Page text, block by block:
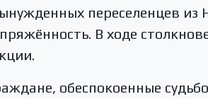
переселенцев из
В ходе
обеспокоенные